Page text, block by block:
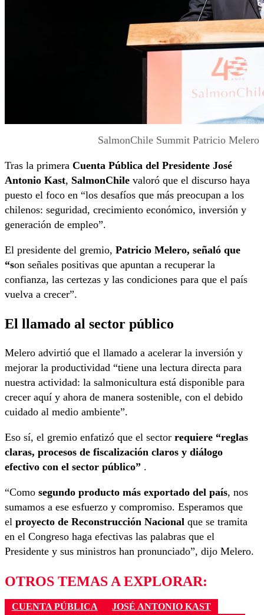
SalmonChile Summit Patricio Melero
Tras la primera Cuenta Pública del Presidente José
Antonio Kast, SalmonChile valoró que el discurso haya
puesto el foco en “los desafíos que más preocupan a los
chilenos: seguridad, crecimiento económico, inversión y
generación de empleo”.
El presidente del gremio, Patricio Melero, señaló que
“son señales positivas que apuntan a recuperar la
confianza, las certezas y las condiciones para que el país
vuelva a crecer”.
El llamado al sector público
Melero advirtió que el llamado a acelerar la inversión y
mejorar la productividad “tiene una lectura directa para
nuestra actividad: la salmonicultura está disponible para
crecer aquí y ahora de manera sostenible, con el debido
cuidado al medio ambiente”.
Eso sí, el gremio enfatizó que el sector requiere “reglas
claras, procesos de fiscalización claros y diálogo
efectivo con el sector público” .
“Como segundo producto más exportado del país, nos
sumamos a ese esfuerzo y compromiso. Esperamos que
el proyecto de Reconstrucción Nacional que se tramita
en el Congreso haga efectivas las palabras que el
Presidente y sus ministros han pronunciado”, dijo Melero.
OTROS TEMAS A EXPLORAR:
CUENTA PÚBLICA
JOSÉ ANTONIO KAST